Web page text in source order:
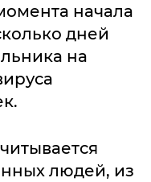
начала
дней
на
людей, из